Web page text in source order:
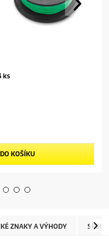
ks
KOŠÍKU
ZNAKY A VÝHODY